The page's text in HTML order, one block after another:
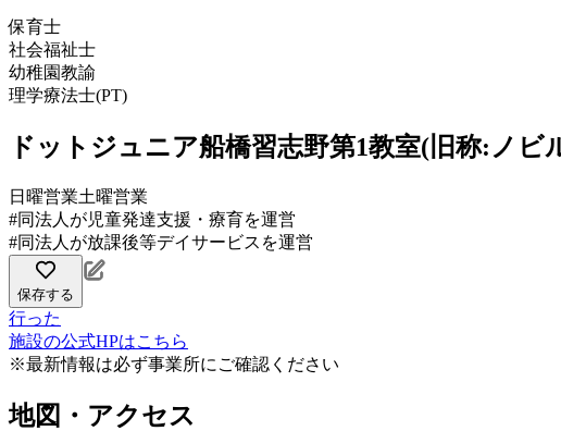
保育士
社会福祉士
幼稚園教諭
理学療法士(PT)
ドットジュニア船橋習志野第1教室(旧称:ノ
日曜営業土曜営業
#同法人が児童発達支援・療育を運営
#同法人が放課後等デイサービスを運営
保存する
行った
施設の公式HPはこちら
※最新情報は必ず事業所にご確認ください
地図・アクセス